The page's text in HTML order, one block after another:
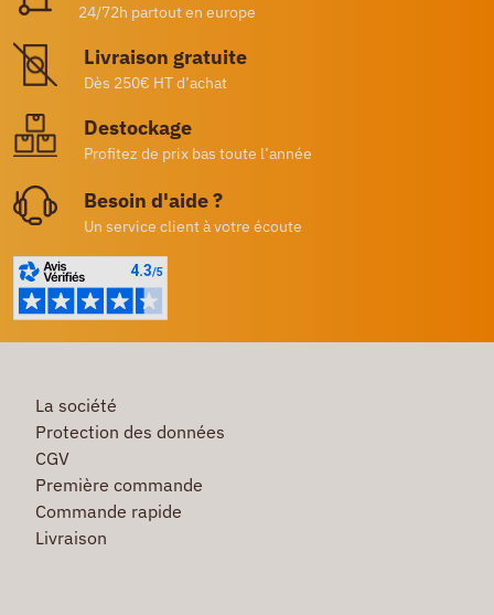
24/72h partout en europe
Livraison gratuite
Dès 250€ HT d’achat
Destockage
Profitez de prix bas toute l’année
Besoin d'aide ?
Un service client à votre écoute
La société
Protection des données
CGV
Première commande
Commande rapide
Livraison